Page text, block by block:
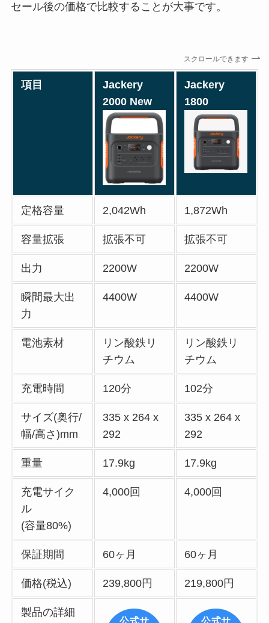
セール後の価格で比較することが大事です。
スクロールできます
項目
Jackery
2000 New
Jackery
1800
定格容量 2,042Wh 1,872Wh
容量拡張 拡張不可 拡張不可
出力 2200W 2200W
瞬間最大出
力
4400W 4400W
電池素材
リン酸鉄リ
チウム
リン酸鉄リ
チウム
充電時間 120分 102分
サイズ(奥行/
幅/高さ)mm
335 x 264 x
292
335 x 264 x
292
重量 17.9kg 17.9kg
充電サイク
ル
(容量80%)
4,000回 4,000回
保証期間 60ヶ月 60ヶ月
価格(税込) 239,800円 219,800円
製品の詳細
公式サ 公式サ